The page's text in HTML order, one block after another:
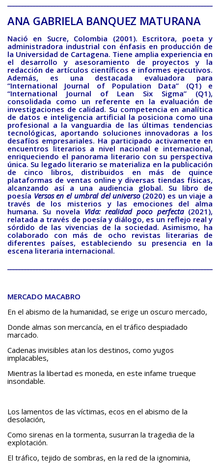
BAQUIANA – Año XXVII / Nº 137 – 138 / Enero – Junio 2026
(Poesía IV)
BAQUIANA – Año XXVII / Nº 137 – 138 / Enero – Junio 2026
(Poesía V)
BAQUIANA – Año XXVII / Nº 137 – 138 / Enero – Junio 2026
(Poesía VI)
Narrativa
BAQUIANA – Año XXVII / Nº 137 – 138 / Enero – Junio 2026
(Narrativa)
Cuento
BAQUIANA – Año XXVII / Nº 137 – 138 / Enero – Junio 2026
(Cuento I)
BAQUIANA – Año XXVII / Nº 137 – 138 / Enero – Junio 2026
(Cuento II)
BAQUIANA – Año XXVII / Nº 137 – 138 / Enero – Junio 2026
(Cuento III)
Reseña
BAQUIANA – Año XXVII / Nº 137 – 138 / Enero – Junio 2026
BAQUIANA – Año XXVII / Nº 137 – 138 / Enero – Junio 2026
Ensayo
BAQUIANA – Año XXVII / Nº 137 – 138 / Enero – Junio 2026
(Ensayo)
BAQUIANA – Año XXVII / Nº 137 – 138 / Enero – Junio 2026
Opinión
(Opinión I)
Teatro
ANA GABRIELA BANQUEZ MATURANA
Nació en Sucre, Colombia (2001). Escritora, poeta y
administradora industrial con énfasis en producción de
la Universidad de Cartagena. Tiene amplia experiencia en
el desarrollo y asesoramiento de proyectos y la
redacción de artículos científicos e informes ejecutivos.
Además, es una destacada evaluadora para
“International Journal of Population Data” (Q1) e
“International Journal of Lean Six Sigma” (Q1),
consolidada como un referente en la evaluación de
investigaciones de calidad. Su competencia en analítica
de datos e inteligencia artificial la posiciona como una
profesional a la vanguardia de las últimas tendencias
tecnológicas, aportando soluciones innovadoras a los
desafíos empresariales. Ha participado activamente en
encuentros literarios a nivel nacional e internacional,
enriqueciendo el panorama literario con su perspectiva
única. Su legado literario se materializa en la publicación
de cinco libros, distribuidos en más de quince
plataformas de ventas online y diversas tiendas físicas,
alcanzando así a una audiencia global. Su libro de
poesía Versos en el umbral del universo(2020) es un viaje a
través de los misterios y las emociones del alma
humana. Su novela Vida: realidad poco perfecta(2021),
relatada a través de poesía y diálogo, es un reflejo real y
sórdido de las vivencias de la sociedad. Asimismo, ha
colaborado con más de ocho revistas literarias de
diferentes países, estableciendo su presencia en la
escena literaria internacional.
MERCADO MACABRO
En el abismo de la humanidad, se erige un oscuro mercado,
Donde almas son mercancía, en el tráfico despiadado
marcado.
Cadenas invisibles atan los destinos, como yugos
implacables,
Mientras la libertad es moneda, en este infame trueque
insondable.
Los lamentos de las víctimas, ecos en el abismo de la
desolación,
Como sirenas en la tormenta, susurran la tragedia de la
explotación.
El tráfico, tejido de sombras, en la red de la ignominia,